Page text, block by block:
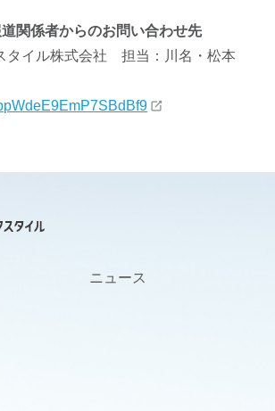
関係者からのお問い合わせ先
タイル株式会社 担当：川名・松本
ニュース